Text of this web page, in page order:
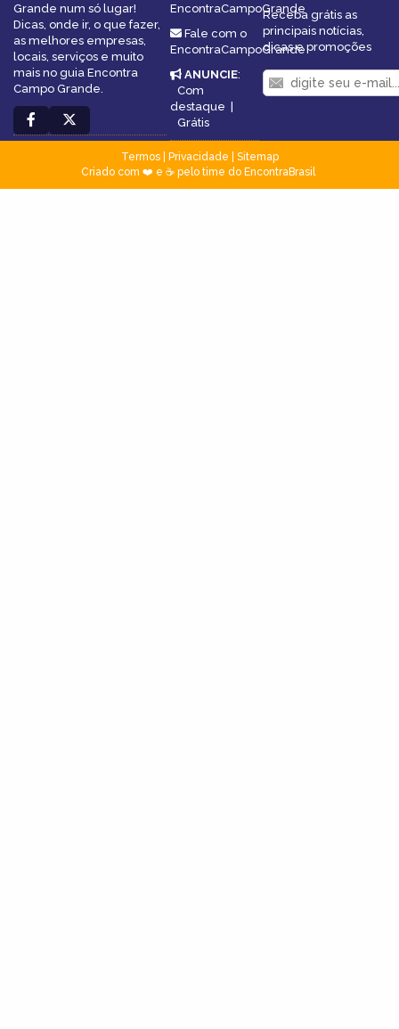
Grande num só lugar!
Dicas, onde ir, o que fazer,
as melhores empresas,
locais, serviços e muito
mais no guia Encontra
Campo Grande.
EncontraCampoGrande
Fale com o
EncontraCampoGrande
ANUNCIE:
Com
destaque |
Grátis
Receba grátis as
principais notícias,
dicas e promoções
Termos| Privacidade
Sitemap
Criado com ❤️ e ☕ pelo time do EncontraBrasil